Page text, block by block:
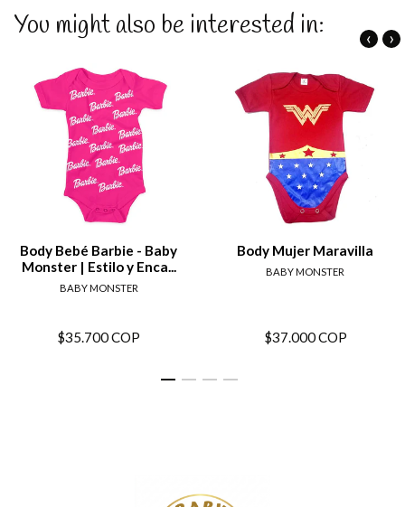
You might also be interested in:
Body Bebé Barbie - Baby
Monster | Estilo y Enca...
BABY MONSTER
$35.700 COP
Body Mujer Maravilla
BABY MONSTER
$37.000 COP
‹ ›